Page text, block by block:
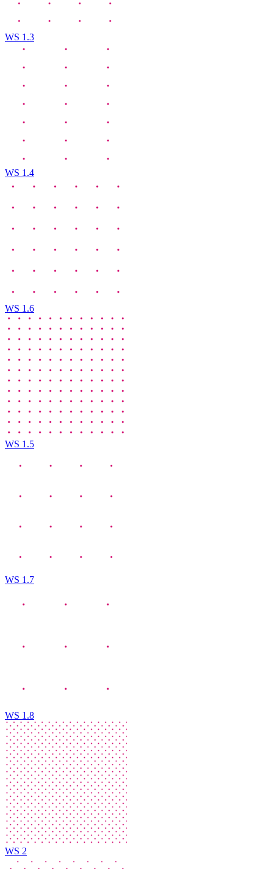
WS 1.3
WS 1.4
WS 1.6
WS 1.5
WS 1.7
WS 1.8
WS 2